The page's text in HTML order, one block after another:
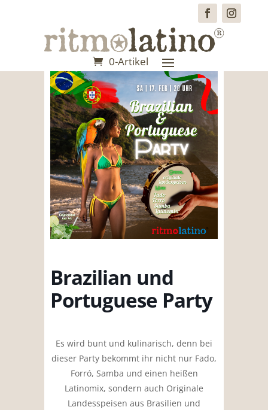
0-Artikel
Brazilian und
Portuguese Party
Es wird bunt und kulinarisch, denn bei
dieser Party bekommt ihr nicht nur Fado,
Forró, Samba und einen heißen
Latinomix, sondern auch Originale
Landesspeisen aus Brasilien und